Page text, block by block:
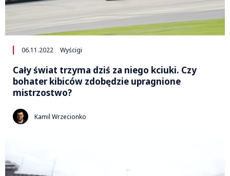
06.11.2022 Wyścigi
Cały świat trzyma dziś za niego kciuki. Czy
bohater kibiców zdobędzie upragnione
mistrzostwo?
Kamil Wrzecionko